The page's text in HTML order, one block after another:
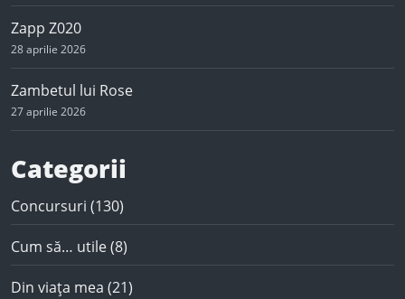
Zapp Z020
28 aprilie 2026
Zambetul lui Rose
27 aprilie 2026
Categorii
Concursuri (130)
Cum să… utile(8)
Din viața mea (21)